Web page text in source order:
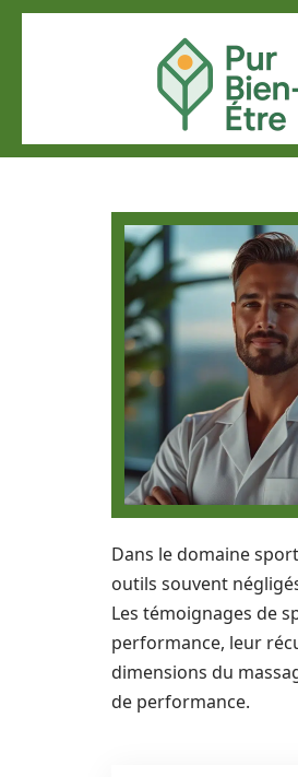
Dans le domaine
outils souvent
Les témoignages de
performance, leur
dimensions du
de performance.